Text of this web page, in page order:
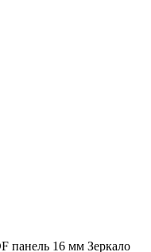
панель 16 мм Зеркало